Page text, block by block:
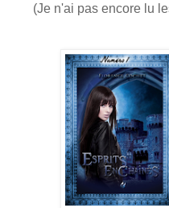
(Je n'ai pas encore lu